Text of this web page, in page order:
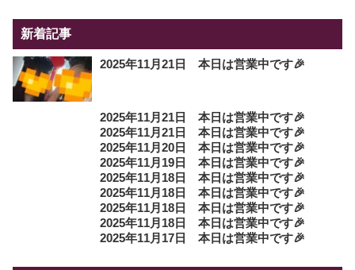
新着記事
2025年11月21日 本日は営業中です🎉
2025年11月21日 本日は営業中です🎉
2025年11月21日 本日は営業中です🎉
2025年11月20日 本日は営業中です🎉
2025年11月19日 本日は営業中です🎉
2025年11月18日 本日は営業中です🎉
2025年11月18日 本日は営業中です🎉
2025年11月18日 本日は営業中です🎉
2025年11月18日 本日は営業中です🎉
2025年11月17日 本日は営業中です🎉